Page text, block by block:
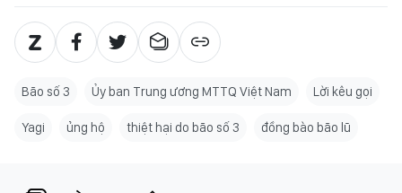
Bão số 3 Ủy ban Trung ương MTTQ Việt Nam Lời kêu gọi
Yagi ủng hộ thiệt hại do bão số 3 đồng bào bão lũ